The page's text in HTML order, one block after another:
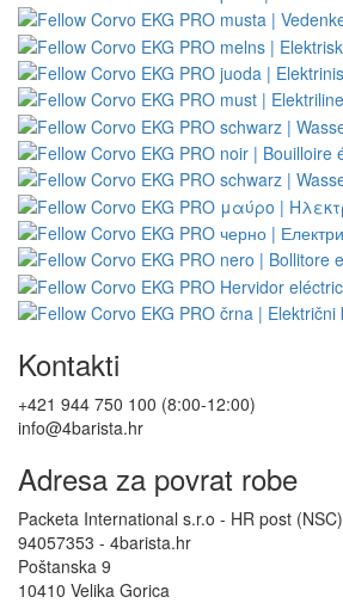
Kontakti
+421 944 750 100 (8:00-12:00)
info@4barista.hr
Adresa za povrat robe
Packeta International s.r.o - HR post (NSC)
94057353 - 4barista.hr
Poštanska 9
10410 Velika Gorica